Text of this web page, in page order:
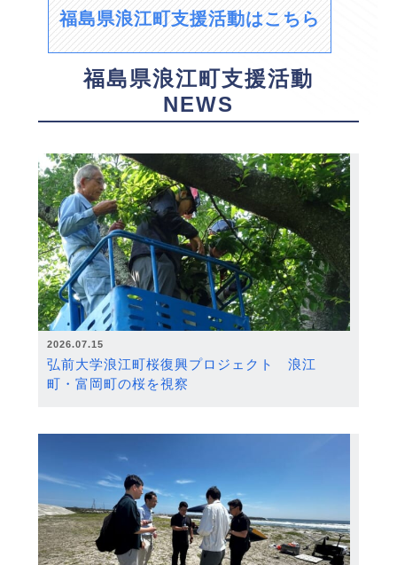
福島県浪江町支援活動はこちら
福島県浪江町支援活動
NEWS
2026.07.15
弘前大学浪江町桜復興プロジェクト 浪江
町・富岡町の桜を視察